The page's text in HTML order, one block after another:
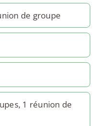
de groupe
1 réunion de